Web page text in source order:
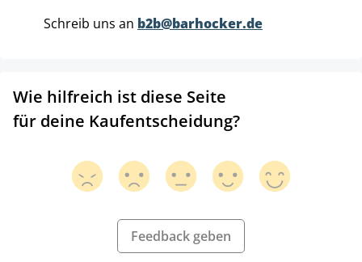
Schreib uns an b2b@barhocker.de
Wie hilfreich ist diese Seite
für deine Kaufentscheidung?
Feedback geben